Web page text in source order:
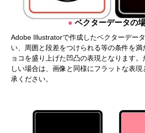
ベクターデータの
Adobe Illustratorで作成したベクターデー
い、周囲と段差をつけられる等の条件を満
ョコを盛り上げた凹凸の表現となります
しい場合は、画像と同様にフラットな表現
承ください。